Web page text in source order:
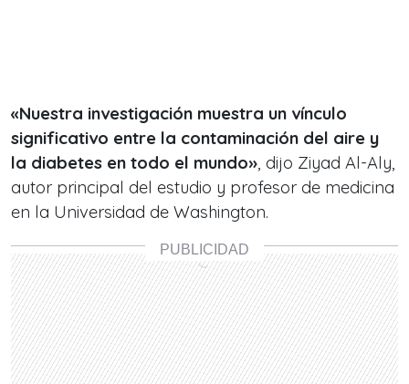
«Nuestra investigación muestra un vínculo
significativo entre la contaminación del aire y
la diabetes en todo el mundo», dijo Ziyad Al-Aly,
autor principal del estudio y profesor de medicina
en la Universidad de Washington.